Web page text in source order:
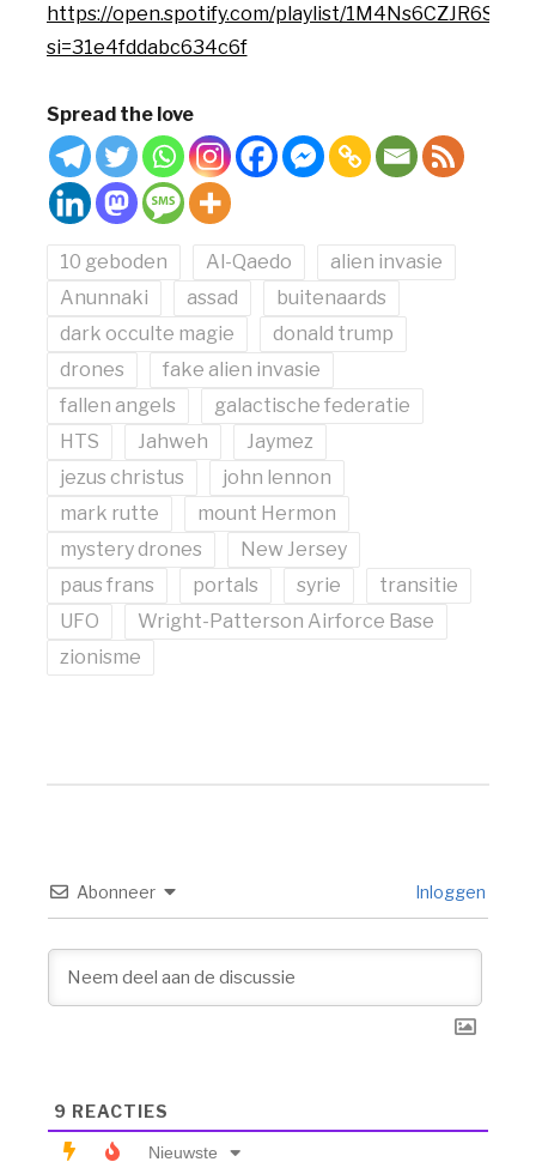
https://open.spotify.com/playlist/
si=31e4fddabc634c6f
Spread the love
10 geboden Al-Qaedo
alien invasie
Anunnaki
assad
buitenaards
dark occulte magie
donald trump
drones
fake alien invasie
fallen angels
galactische federatie
HTS
Jahweh
Jaymez
jezus christus
john lennon
mark rutte
mount Hermon
mystery drones
New Jersey
paus frans
portals syrie
transitie
UFO
Wright-Patterson Airforce Base
zionisme
Abonneer Inloggen
9 REACTIES
Nieuwste